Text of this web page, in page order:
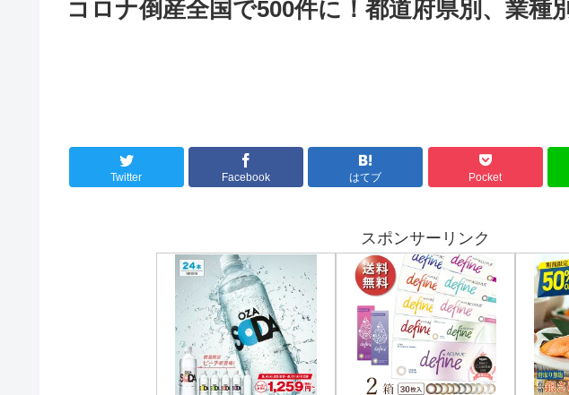
コロナ倒産全国で500件に！都道府県別、業種
Twitter Facebook はてブ Pocket
スポンサーリンク